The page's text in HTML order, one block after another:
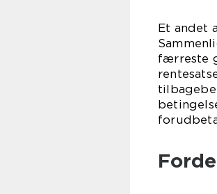
Et andet
færreste